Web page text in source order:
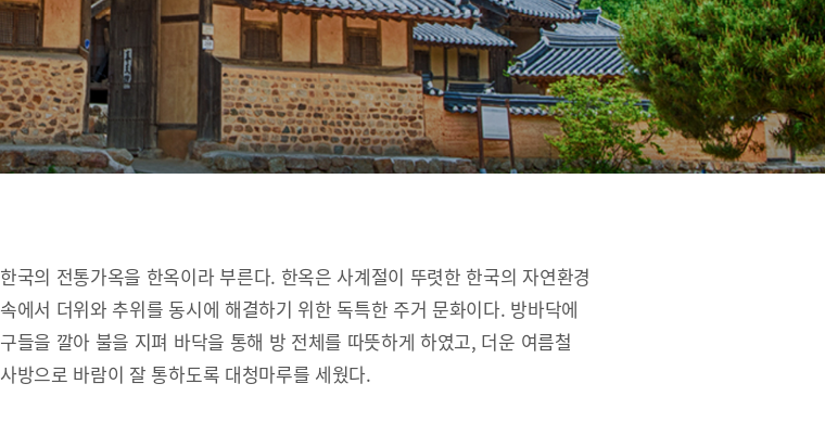
한국의 전통가옥을 한옥이라 부른다. 한옥은 사계절이 뚜렷한 한국의 자연환경
속에서 더위와 추위를 동시에 해결하기 위한 독특한 주거 문화이다. 방바닥에
구들을 깔아 불을 지펴 바닥을 통해 방 전체를 따뜻하게 하였고, 더운 여름철
사방으로 바람이 잘 통하도록 대청마루를 세웠다.